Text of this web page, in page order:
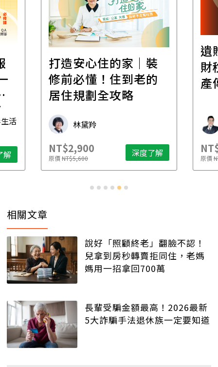
活
解
打造安心住的家｜裝
修前必懂！住到老的
居住規劃全攻略
林黛羚
NT$2,900
原價NT$5,600 深度了解
遺
財
產
原價
相關文章
說好「照顧終老」翻臉不認！
兒拿到房秒轉賣拒同住，老媽
媽用一招拿回700萬
長輩受騙金額最高！2026最新
5大詐騙手法退休族一定要知道